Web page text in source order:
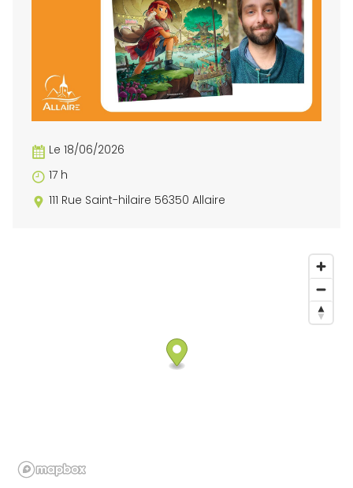
Le 18/06/2026
17 h
111 Rue Saint-hilaire 56350 Allaire